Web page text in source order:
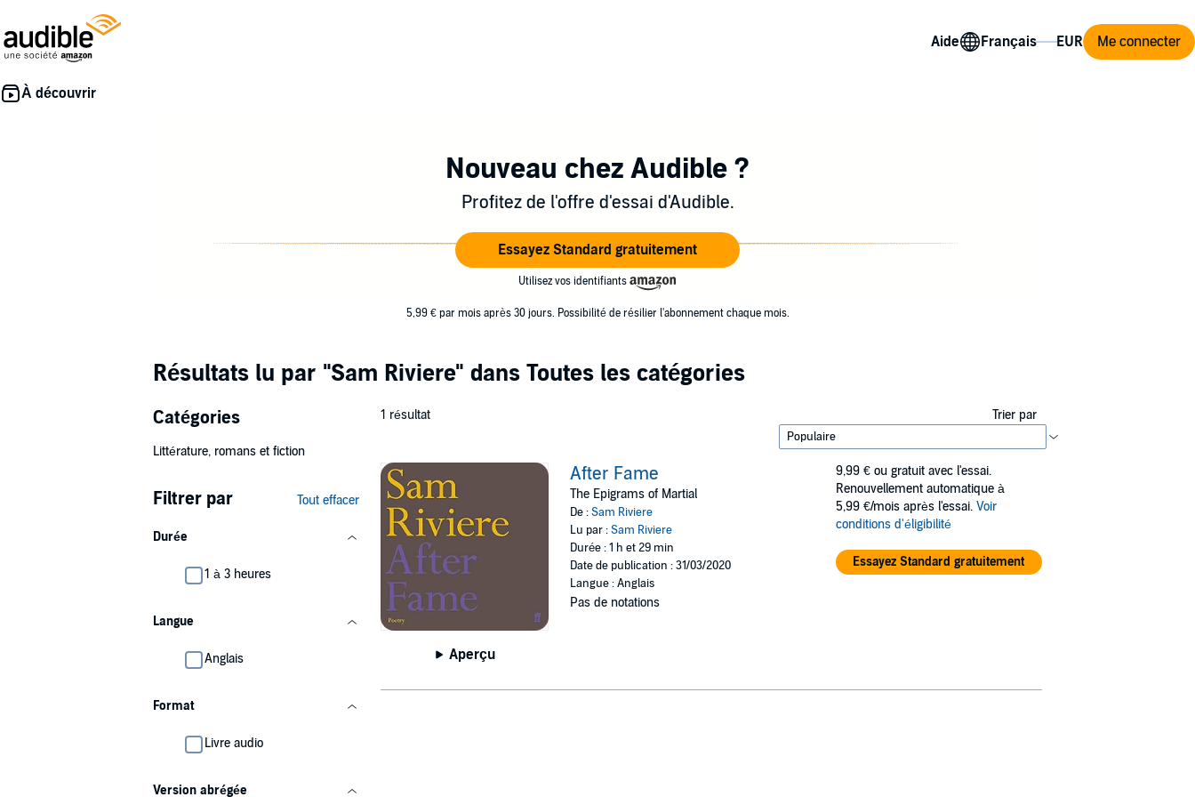
Aide Me connecter
Nouveau chez Audible ?
Profitez de l'offre d'essai d'Audible.
Essayez Standard gratuitement
Utilisez vos identifiants
5,99 € par mois après 30 jours. Possibilité de résilier l'abonnement chaque mois.
Résultats lu par "Sam Riviere" dans Toutes les catégories
Catégories
Littérature, romans et fiction
Filtrer par Tout effacer
Durée
1 à 3 heures
Langue
Anglais
Format
Livre audio
Version abrégée
1 résultat Trier par
Aperçu
After Fame
The Epigrams of Martial
De :Sam Riviere
Lu par :Sam Riviere
Durée : 1 h et 29 min
Date de publication : 31/03/2020
Langue : Anglais
Pas de notations
9,99 € ou gratuit avec l'essai.
Renouvellement automatique à
5,99 €/mois après l'essai. Voir
conditions d'éligibilité
Essayez Standard gratuitement